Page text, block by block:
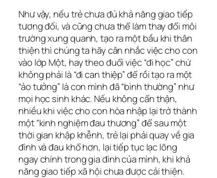
Như vậy, nếu trẻ chưa đủ khả năng giao tiếp
tương đối, và cũng chưa thể làm thay đổi môi
trường xung quanh, tạo ra một bầu khi thân
thiện thì chúng ta hãy cân nhắc việc cho con
vào lớp Một, hay theo đuổi việc “đi học” chứ
không phải là “đi can thiệp” để rồi tạo ra một
“ảo tưởng” là con mình đã “bình thường” như
mọi học sinh khác. Nếu không cẩn thận,
nhiều khi việc cho con hòa nhập lại trở thành
một “kinh nghiệm đau thương” để sau một
thời gian khập khễnh, trẻ lại phải quay về gia
đình và đau khổ hơn, lại tiếp tục lạc lõng
ngay chính trong gia đình của mình, khi khả
năng giao tiếp xã hội chưa được cải thiện.